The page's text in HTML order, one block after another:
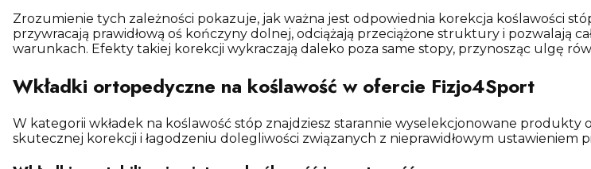
Zrozumienie tych zależności pokazuje, jak ważna jest odpowiednia korekcja koślawości
przywracają prawidłową oś kończyny dolnej, odciążają przeciążone struktury i pozwalają
warunkach. Efekty takiej korekcji wykraczają daleko poza same stopy, przynosząc ulgę
Wkładki ortopedyczne na koślawość w ofercie Fizjo4Sport
W kategorii wkładek na koślawość stóp znajdziesz starannie wyselekcjonowane
skutecznej korekcji i łagodzeniu dolegliwości związanych z nieprawidłowym ustawieniem